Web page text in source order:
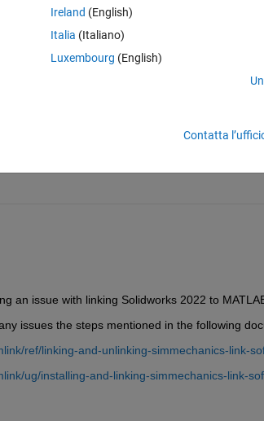
an issue with linking Solidworks 2022 to
issues the steps mentioned in the following
ref/linking-and-unlinking-simmechanics-link-
ug/installing-and-linking-simmechanics-link-
Ireland (English)
Italia (Italiano)
Luxembourg (English)
Contatta